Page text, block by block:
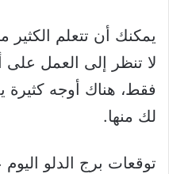
يمكنك أن تتعلم الكثير
لا تنظر إلى العمل
فقط، هناك أوجه كثيرة
لك منها.
توقعات برج الدلو